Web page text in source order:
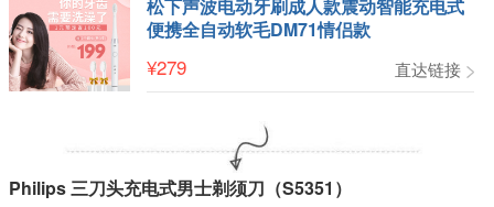
松下声波电动牙刷成人款震动智能充电式
便携全自动软毛DM71情侣款
¥279 直达链接
Philips 三刀头充电式男士剃须刀（S5351）